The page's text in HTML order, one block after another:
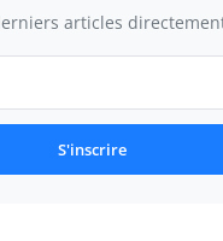
articles
S'inscrire